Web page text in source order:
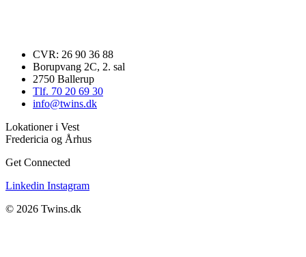
CVR: 26 90 36 88
Borupvang 2C, 2. sal
2750 Ballerup
Tlf. 70 20 69 30
info@twins.dk
Lokationer i Vest
Fredericia og Århus
Get Connected
Linkedin Instagram
© 2026 Twins.dk